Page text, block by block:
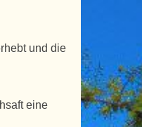
und die
eine